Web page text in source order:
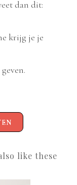
dan dit:
krijg je je
like these